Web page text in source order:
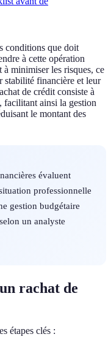
conditions que doit
à cette opération
à minimiser les risques, ce
stabilité financière et leur
de crédit consiste à
facilitant ainsi la gestion
le montant des
évaluent
professionnelle
gestion budgétaire
un analyste
rachat de
étapes clés :